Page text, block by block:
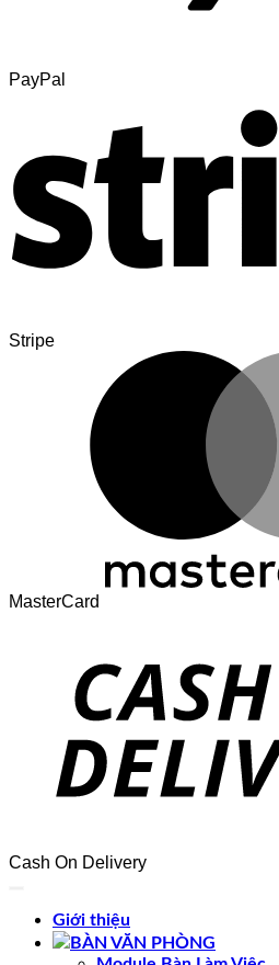
PayPal
Stripe
MasterCard
Cash On Delivery
Giới thiệu
BÀN VĂN PHÒNG